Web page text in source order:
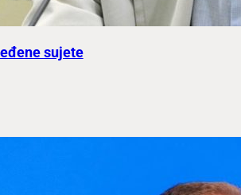
sujete